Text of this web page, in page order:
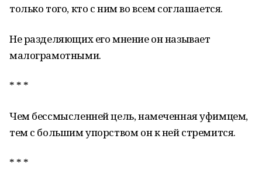
только того, кто с ним во всем соглашается.
Не разделяющих его мнение он называет
малограмотными.
* * *
Чем бессмысленней цель, намеченная уфимцем,
тем с большим упорством он к ней стремится.
* * *